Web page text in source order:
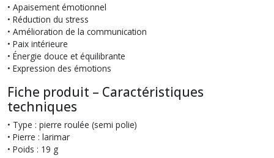
• Apaisement émotionnel
• Réduction du stress
• Amélioration de la communication
• Paix intérieure
• Énergie douce et équilibrante
• Expression des émotions
Fiche produit – Caractéristiques
techniques
• Type : pierre roulée (semi polie)
• Pierre : larimar
• Poids : 19 g